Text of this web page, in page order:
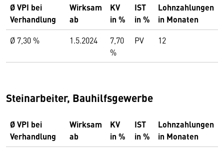
Ø VPI bei
Verhandlung
Wirksam
ab
KV
in %
IST
in %
Lohnzahlungen
in Monaten
Ø 7,30 % 1.5.2024
7,70
%
PV 12
Steinarbeiter, Bauhilfsgewerbe
Ø VPI bei
Verhandlung
Wirksam
ab
KV
in %
IST
in %
Lohnzahlungen
in Monaten